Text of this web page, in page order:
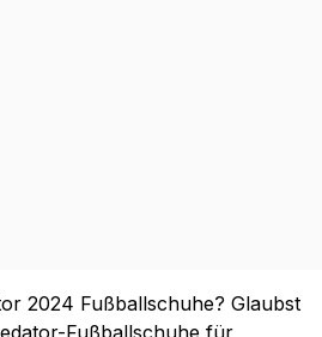
2024 Fußballschuhe? Glaubst
Fußballschuhe für